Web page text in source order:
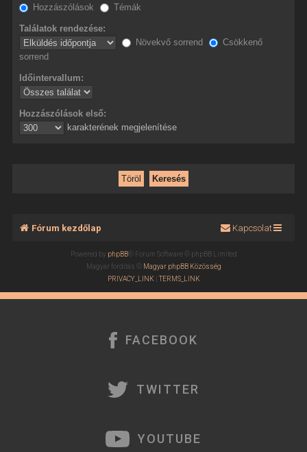
Hozzászólások
Témák
Találatok rendezése:
Növekvő sorrend
Csökkenő
sorrend
Időintervallum:
Hozzászólások első:
karakterének megjelenítése
Fórum kezdőlap Kapcsolat
Powered by phpBB® Forum Software © phpBB Limited
Magyar fordítás © Magyar phpBB Közösség
PRIVACY_LINK|TERMS_LINK
FACEBOOK
TWITTER
YOUTUBE